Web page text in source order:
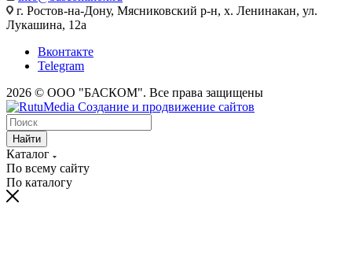
г. Ростов-на-Дону, Мясниковский р-н, х. Ленинакан, ул.
Лукашина, 12а
Вконтакте
Telegram
2026 © ООО "БАСКОМ". Все права защищены
Найти
Каталог
По всему сайту
По каталогу